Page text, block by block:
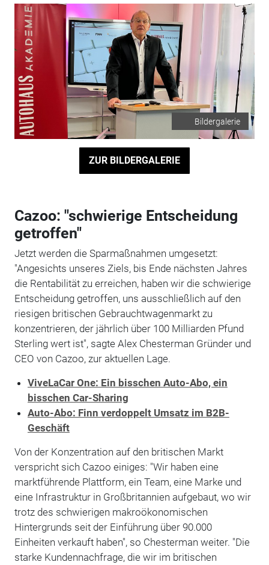
Bildergalerie
ZUR BILDERGALERIE
Cazoo: "schwierige Entscheidung
getroffen"
Jetzt werden die Sparmaßnahmen umgesetzt:
"Angesichts unseres Ziels, bis Ende nächsten Jahres
die Rentabilität zu erreichen, haben wir die schwierige
Entscheidung getroffen, uns ausschließlich auf den
riesigen britischen Gebrauchtwagenmarkt zu
konzentrieren, der jährlich über 100 Milliarden Pfund
Sterling wert ist", sagte Alex Chesterman Gründer und
CEO von Cazoo, zur aktuellen Lage.
ViveLaCar One: Ein bisschen Auto-Abo, ein
bisschen Car-Sharing
Auto-Abo: Finn verdoppelt Umsatz im B2B-
Geschäft
Von der Konzentration auf den britischen Markt
verspricht sich Cazoo einiges: "Wir haben eine
marktführende Plattform, ein Team, eine Marke und
eine Infrastruktur in Großbritannien aufgebaut, wo wir
trotz des schwierigen makroökonomischen
Hintergrunds seit der Einführung über 90.000
Einheiten verkauft haben", so Chesterman weiter. "Die
starke Kundennachfrage, die wir im britischen